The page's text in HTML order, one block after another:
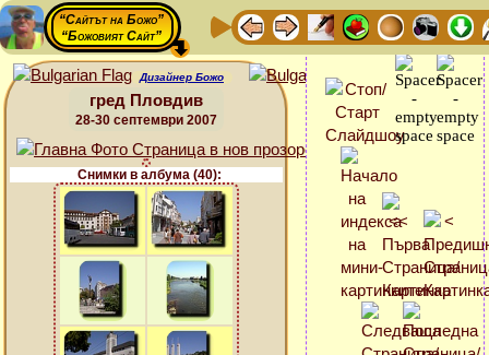
“Сайтът на Божо”
“Божовият Сайт”
Дизайнер Божо
гред Пловдив
28-30 септември 2007
Снимки в албума (40):